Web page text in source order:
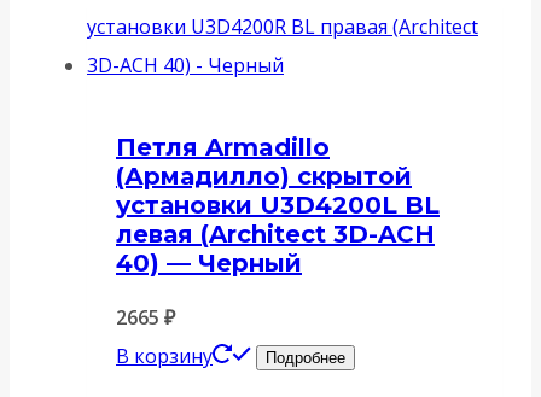
Петля Armadillo
(Армадилло) скрытой
установки U3D4200L BL
левая (Architect 3D-ACH
40) — Черный
2665 ₽
В корзину
Подробнее